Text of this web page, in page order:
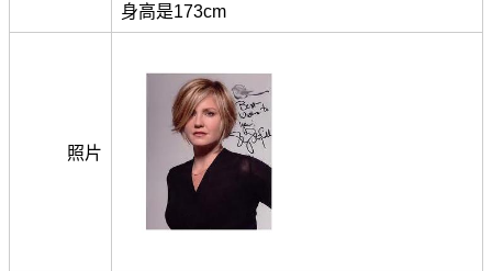
身高是173cm
照片